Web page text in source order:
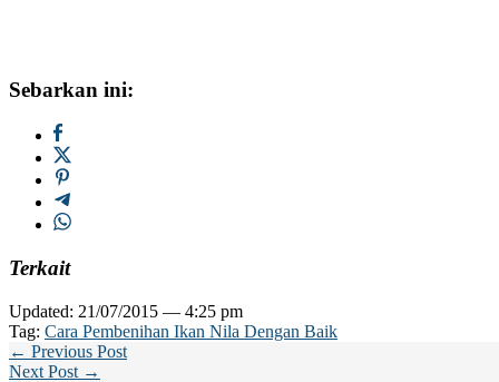
Sebarkan ini:
Terkait
Updated: 21/07/2015 — 4:25 pm
Tag: Cara Pembenihan Ikan Nila Dengan Baik
← Previous Post
Next Post →